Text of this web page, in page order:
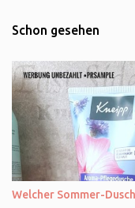
Schon gesehen
Welcher Sommer-